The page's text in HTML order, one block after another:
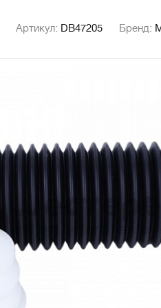
Артикул: DB47205 Бренд: